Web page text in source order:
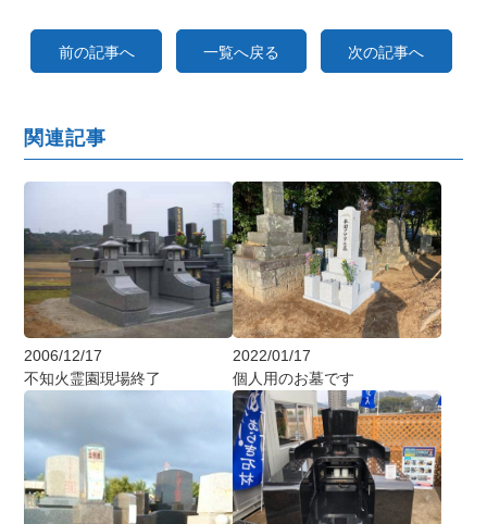
前の記事へ 一覧へ戻る 次の記事へ
関連記事
2006/12/17
不知火霊園現場終了
2022/01/17
個人用のお墓です